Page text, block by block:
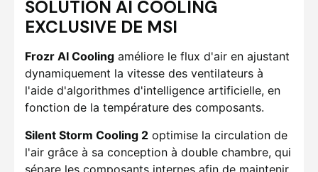
SOLUTION AI COOLING
EXCLUSIVE DE MSI
Frozr AI Cooling améliore le flux d'air en ajustant
dynamiquement la vitesse des ventilateurs à
l'aide d'algorithmes d'intelligence artificielle, en
fonction de la température des composants.
Silent Storm Cooling 2 optimise la circulation de
l'air grâce à sa conception à double chambre, qui